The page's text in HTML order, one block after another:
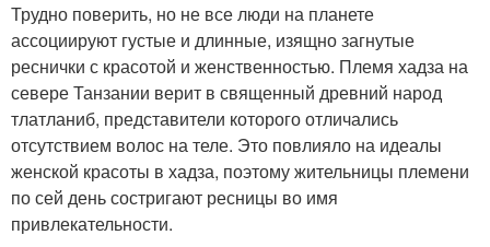
Трудно поверить, но не все люди на планете
ассоциируют густые и длинные, изящно загнутые
реснички с красотой и женственностью. Племя хадза на
севере Танзании верит в священный древний народ
тлатланиб, представители которого отличались
отсутствием волос на теле. Это повлияло на идеалы
женской красоты в хадза, поэтому жительницы племени
по сей день состригают ресницы во имя
привлекательности.